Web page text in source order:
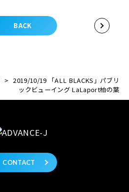
BACK
> 2019/10/19 「ALL BLACKS」パブリ
ックビューイング LaLaport柏の葉
CONTACT